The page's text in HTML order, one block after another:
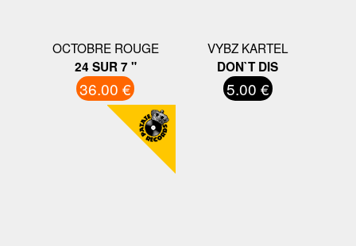
OCTOBRE ROUGE
24 SUR 7 "
36.00 €
VYBZ KARTEL
DON`T DIS
5.00 €